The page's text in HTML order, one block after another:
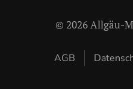
© 2026Allgäu-
AGB